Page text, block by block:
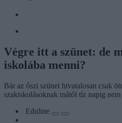
Végre itt a szünet: de
iskolába menni?
Bár az őszi szünet hivatalosan csak
szakiskolásoknak mától tíz napig
Eduline